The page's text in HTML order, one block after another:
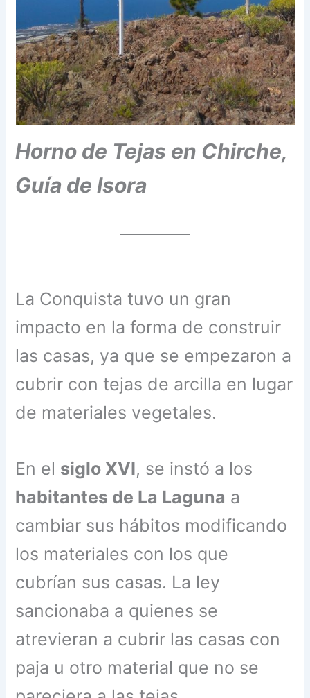
Horno de Tejas en Chirche,
Guía de Isora
La Conquista tuvo un gran
impacto en la forma de construir
las casas, ya que se empezaron a
cubrir con tejas de arcilla en lugar
de materiales vegetales.
En el siglo XVI, se instó a los
habitantes de La Laguna a
cambiar sus hábitos modificando
los materiales con los que
cubrían sus casas. La ley
sancionaba a quienes se
atrevieran a cubrir las casas con
paja u otro material que no se